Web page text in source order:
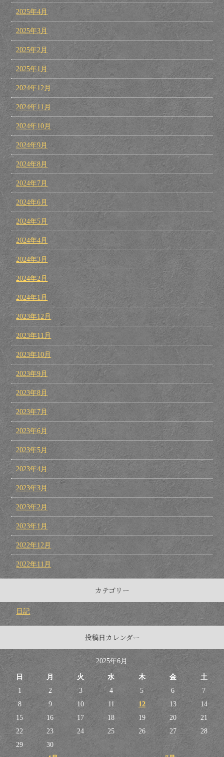
2025年4月
2025年3月
2025年2月
2025年1月
2024年12月
2024年11月
2024年10月
2024年9月
2024年8月
2024年7月
2024年6月
2024年5月
2024年4月
2024年3月
2024年2月
2024年1月
2023年12月
2023年11月
2023年10月
2023年9月
2023年8月
2023年7月
2023年6月
2023年5月
2023年4月
2023年3月
2023年2月
2023年1月
2022年12月
2022年11月
カテゴリー
日記
投稿日カレンダー
2025年6月
日 月 火 水 木 金 土
1 2 3 4 5 6
7
8
9 10 11 12 13
14
15
16 17 18 19 20
21
22
23 24 25 26 27
28
29
30